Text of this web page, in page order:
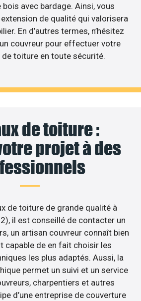
avec bardage. Ainsi, vous
extension de qualité qui valorisera
En d’autres termes, n’hésitez
couvreur pour effectuer votre
toiture en toute sécurité.
de toiture :
projet à des
de toiture de grande qualité à
il est conseillé de contacter un
un artisan couvreur connaît bien
capable de en fait choisir les
les plus adaptés. Aussi, la
permet un suivi et un service
charpentiers et autres
d’une entreprise de couverture